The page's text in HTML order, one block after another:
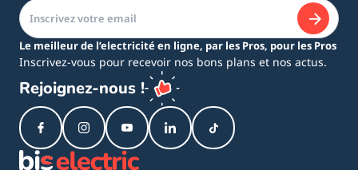
Le meilleur de l’electricité en ligne, par les Pros, pour les Pros
Inscrivez-vous pour recevoir nos bons plans et nos actus.
Rejoignez-nous !